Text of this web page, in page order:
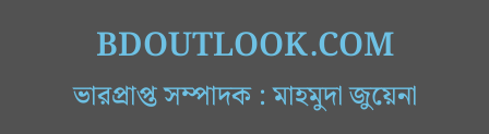
BDOUTLOOK.COM
ভারপ্রাপ্ত সম্পাদক : মাহমুদা জুয়েনা